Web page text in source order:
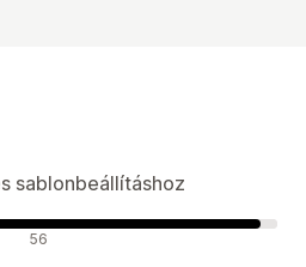
sablonbeállításhoz
56